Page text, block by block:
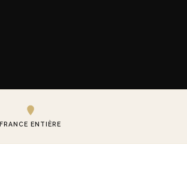
FRANCE ENTIÈRE